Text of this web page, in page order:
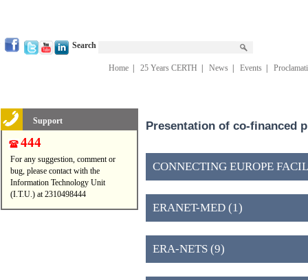
Search
Home 25 Years CERTH News Events
Support
444
For any suggestion, comment or
bug, please contact with the
Information Technology Unit
(I.T.U.) at 2310498444
Presentation of co-financed
CONNECTING EUROPE
ERANET-MED (1)
ERA-NETS (9)